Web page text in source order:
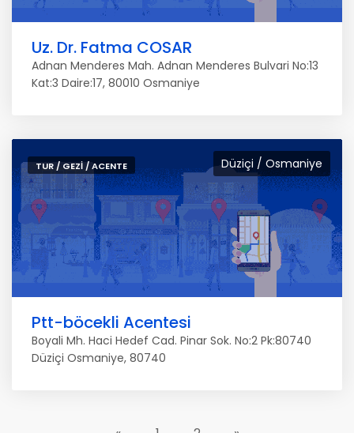
Uz. Dr. Fatma COSAR
Adnan Menderes Mah. Adnan Menderes Bulvari No:13
Kat:3 Daire:17, 80010 Osmaniye
Düziçi / Osmaniye
TUR / GEZI / ACENTE
Ptt-böcekli Acentesi
Boyali Mh. Haci Hedef Cad. Pinar Sok. No:2 Pk:80740
Düziçi Osmaniye, 80740